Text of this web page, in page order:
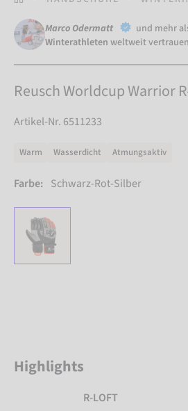
Marco Odermatt und mehr
Winterathleten weltweit
Reusch Worldcup Warrior
Artikel-Nr. 6511233
Warm Wasserdicht Atmungsaktiv
Farbe: Schwarz-Rot-Silber
Highlights
R-LOFT